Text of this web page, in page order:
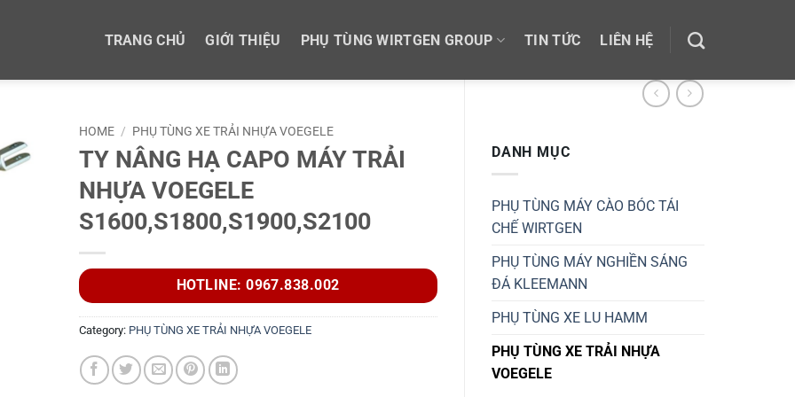
TRANG CHỦ GIỚI THIỆU PHỤ TÙNG WIRTGEN GROUP TIN TỨC LIÊN HỆ
DANH MỤC
PHỤ TÙNG MÁY CÀO BÓC TÁI
CHẾ WIRTGEN
PHỤ TÙNG MÁY NGHIỀN SÁNG
ĐÁ KLEEMANN
PHỤ TÙNG XE LU HAMM
PHỤ TÙNG XE TRẢI NHỰA
VOEGELE
HOME / PHỤ TÙNG XE TRẢI NHỰA VOEGELE
TY NÂNG HẠ CAPO MÁY TRẢI
NHỰA VOEGELE
S1600,S1800,S1900,S2100
HOTLINE: 0967.838.002
Category: PHỤ TÙNG XE TRẢI NHỰA VOEGELE